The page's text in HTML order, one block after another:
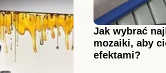
Jak wybrać
mozaiki, aby
efektami?